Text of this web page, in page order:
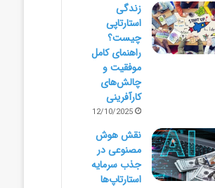
زندگی
استارتاپی
چیست؟
راهنمای کامل
موفقیت و
چالش‌های
کارآفرینی
12/10/2025
نقش هوش
مصنوعی در
جذب سرمایه
استارتاپ‌ها